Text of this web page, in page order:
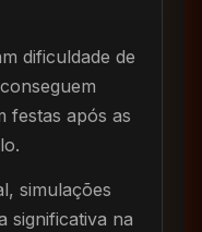
dificuldade de
festas após as
simulações
significativa na